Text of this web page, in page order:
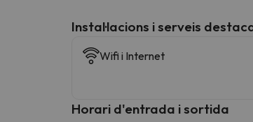
Instal·lacions i serveis
Wifi i Internet
Horari d'entrada i sortida